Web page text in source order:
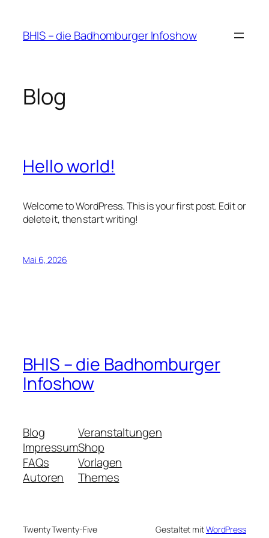
springen
BHIS – die Badhomburger Infoshow
Blog
Hello world!
Welcome to WordPress. This is your first post. Edit or
delete it, then start writing!
Mai 6, 2026
BHIS – die Badhomburger
Infoshow
Blog
Impressum
FAQs
Autoren
Veranstaltungen
Shop
Vorlagen
Themes
Twenty Twenty-Five Gestaltet mitWordPress